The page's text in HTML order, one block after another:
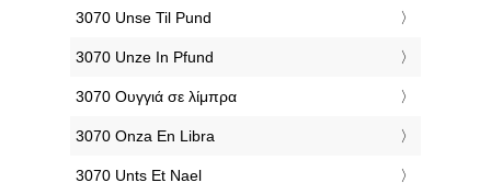
‎3070 Unse Til Pund
‎3070 Unze In Pfund
‎3070 Ουγγιά σε λίμπρα
‎3070 Onza En Libra
‎3070 Unts Et Nael